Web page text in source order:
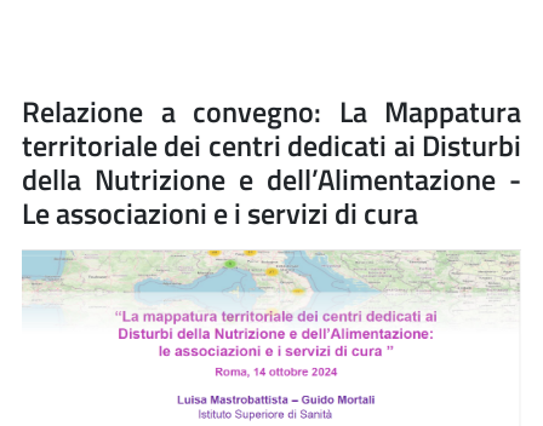
Relazione a convegno: La Mappatura
territoriale dei centri dedicati ai Disturbi
della Nutrizione e dell’Alimentazione -
Le associazioni e i servizi di cura